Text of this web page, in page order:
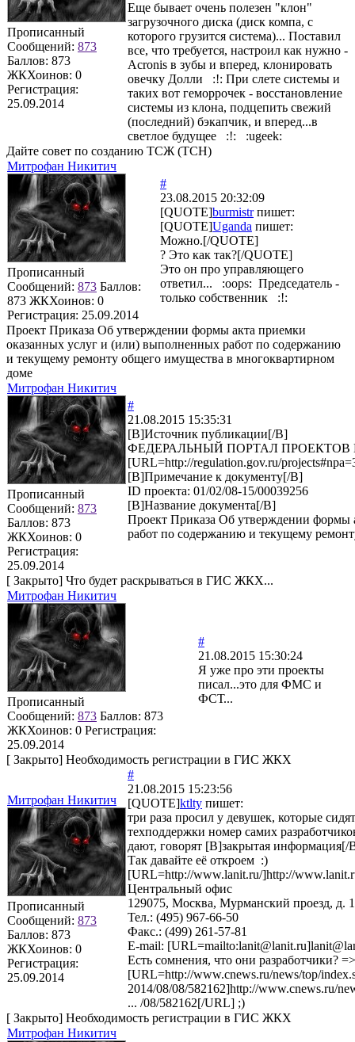
Прописанный
Сообщений: 873
Баллов: 873
ЖКХоинов: 0
Регистрация:
25.09.2014
Еще бывает очень полезен "клон"
загрузочного диска (диск компа, с
которого грузится система)... Поставил
все, что требуется, настроил как нужно -
Acronis в зубы и вперед, клонировать
овечку Долли :!: При слете системы и
таких вот геморрочек - восстановление
системы из клона, подцепить свежий
(последний) бэкапчик, и вперед...в
светлое будущее :!: :ugeek:
Дайте совет по созданию ТСЖ (ТСН)
Митрофан Никитич
Прописанный
Сообщений: 873 Баллов:
873 ЖКХоинов: 0
Регистрация: 25.09.2014
#
23.08.2015 20:32:09
[QUOTE]burmistrпишет:
[QUOTE]Uganda пишет:
Можно.[/QUOTE]
? Это как так?[/QUOTE]
Это он про управляющего
ответил... :oops: Председатель -
только собственник :!:
Проект Приказа Об утверждении формы акта приемки
оказанных услуг и (или) выполненных работ по содержанию
и текущему ремонту общего имущества в многоквартирном
доме
Митрофан Никитич
Прописанный
Сообщений: 873
Баллов: 873
ЖКХоинов: 0
Регистрация:
25.09.2014
#
21.08.2015 15:35:31
[B]Источник публикации[/B]
ФЕДЕРАЛЬНЫЙ ПОРТАЛ
[URL=http://regulation.gov.ru/
[B]Примечание к документу[/B]
ID проекта: 01/02/08-15/00039256
[B]Название документа[/B]
Проект Приказа Об утверждении формы
работ по содержанию и текущему
[ Закрыто] Что будет раскрываться в ГИС ЖКХ...
Митрофан Никитич
Прописанный
Сообщений: 873 Баллов: 873
ЖКХоинов: 0 Регистрация:
25.09.2014
#
21.08.2015 15:30:24
Я уже про эти проекты
писал...это для ФМС и
ФСТ...
[ Закрыто] Необходимость регистрации в ГИС ЖКХ
Митрофан Никитич
Прописанный
Сообщений: 873
Баллов: 873
ЖКХоинов: 0
Регистрация:
25.09.2014
#
21.08.2015 15:23:56
[QUOTE]ktlty пишет:
три раза просил у девушек, которые
техподдержки номер самих
дают, говорят [B]закрытая
Так давайте её откроем :)
[URL=http://www.lanit.ru/]http://
Центральный офис
129075, Москва, Мурманский проезд, д.
Тел.: (495) 967-66-50
Факс.: (499) 261-57-81
E-mail:
Есть сомнения, что они разработчики? =>
[URL=http://www.cnews.ru/news/top/
2014/08/08/582162]http://www.cnews.ru/
... /08/582162[/URL] ;)
[ Закрыто] Необходимость регистрации в ГИС ЖКХ
Митрофан Никитич